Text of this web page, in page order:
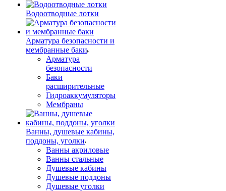
Водоотводные лотки
Арматура безопасности и
мембранные баки
Арматура
безопасности
Баки
расширительные
Гидроаккумуляторы
Мембраны
Ванны, душевые кабины,
поддоны, уголки
Ванны акриловые
Ванны стальные
Душевые кабины
Душевые поддоны
Душевые уголки